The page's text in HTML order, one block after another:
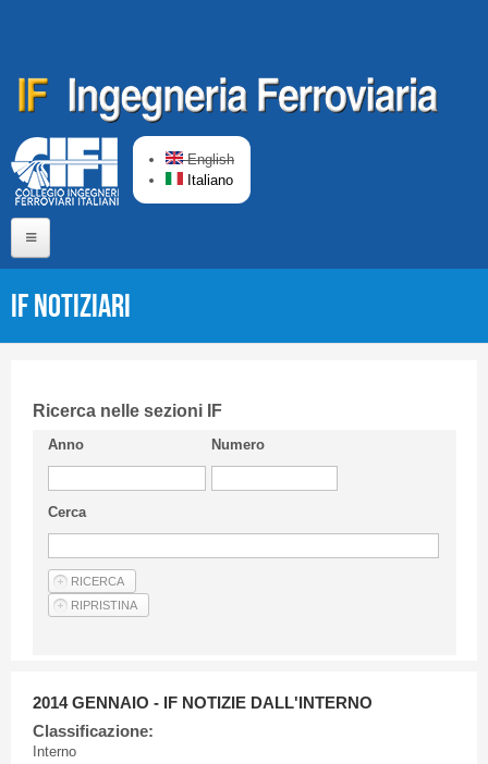
English
Italiano
CIFI in breve
Linee Guida
Privacy Policy
Articoli
IF Notiziari
Ricerca nelle sezioni IF
Anno Numero
Cerca
2014 GENNAIO - IF NOTIZIE DALL'INTERNO
Classificazione:
Interno